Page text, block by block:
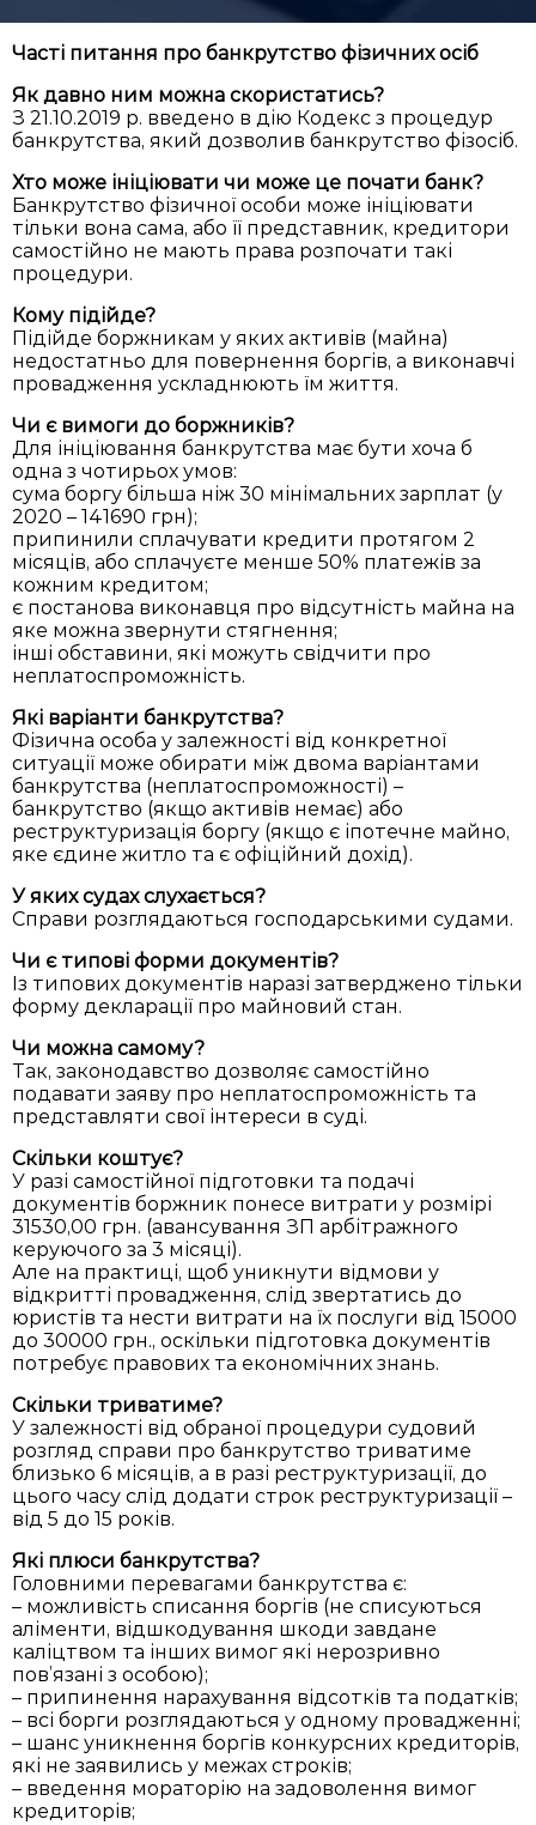
Часті питання про банкрутство фізичних осіб
Як давно ним можна скористатись?
З 21.10.2019 р. введено в дію Кодекс з процедур
банкрутства, який дозволив банкрутство фізосіб.
Хто може ініціювати чи може це почати банк?
Банкрутство фізичної особи може ініціювати
тільки вона сама, або її представник, кредитори
самостійно не мають права розпочати такі
процедури.
Кому підійде?
Підійде боржникам у яких активів (майна)
недостатньо для повернення боргів, а виконавчі
провадження ускладнюють їм життя.
Чи є вимоги до боржників?
Для ініціювання банкрутства має бути хоча б
одна з чотирьох умов:
сума боргу більша ніж 30 мінімальних зарплат (у
2020 – 141690 грн);
припинили сплачувати кредити протягом 2
місяців, або сплачуєте менше 50% платежів за
кожним кредитом;
є постанова виконавця про відсутність майна на
яке можна звернути стягнення;
інші обставини, які можуть свідчити про
неплатоспроможність.
Які варіанти банкрутства?
Фізична особа у залежності від конкретної
ситуації може обирати між двома варіантами
банкрутства (неплатоспроможності) –
банкрутство (якщо активів немає) або
реструктуризація боргу (якщо є іпотечне майно,
яке єдине житло та є офіційний дохід).
У яких судах слухається?
Справи розглядаються господарськими судами.
Чи є типові форми документів?
Із типових документів наразі затверджено тільки
форму декларації про майновий стан.
Чи можна самому?
Так, законодавство дозволяє самостійно
подавати заяву про неплатоспроможність та
представляти свої інтереси в суді.
Скільки коштує?
У разі самостійної підготовки та подачі
документів боржник понесе витрати у розмірі
31530,00 грн. (авансування ЗП арбітражного
керуючого за 3 місяці).
Але на практиці, щоб уникнути відмови у
відкритті провадження, слід звертатись до
юристів та нести витрати на їх послуги від 15000
до 30000 грн., оскільки підготовка документів
потребує правових та економічних знань.
Скільки триватиме?
У залежності від обраної процедури судовий
розгляд справи про банкрутство триватиме
близько 6 місяців, а в разі реструктуризації, до
цього часу слід додати строк реструктуризації –
від 5 до 15 років.
Які плюси банкрутства?
Головними перевагами банкрутства є:
– можливість списання боргів (не списуються
аліменти, відшкодування шкоди завдане
каліцтвом та інших вимог які нерозривно
пов’язані з особою);
– припинення нарахування відсотків та податків;
– всі борги розглядаються у одному провадженні;
– шанс уникнення боргів конкурсних кредиторів,
які не заявились у межах строків;
– введення мораторію на задоволення вимог
кредиторів;